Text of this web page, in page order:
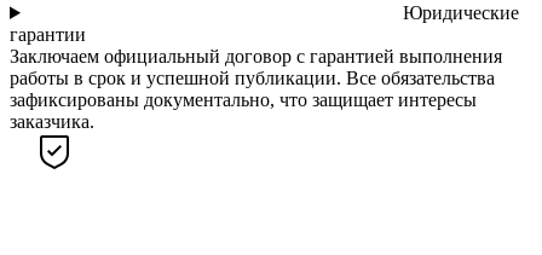
Юридические
гарантии
Заключаем официальный договор с гарантией выполнения
работы в срок и успешной публикации. Все обязательства
зафиксированы документально, что защищает интересы
заказчика.